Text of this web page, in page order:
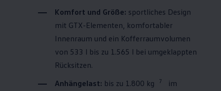
Komfort und Größe: sportliches Design
mit GTX-Elementen, komfortabler
Innenraum und ein Kofferraumvolumen
von 533 l bis zu 1.565 l bei umgeklappten
Rücksitzen.
Anhängelast: bis zu 1.800 kg⁠ 7
im